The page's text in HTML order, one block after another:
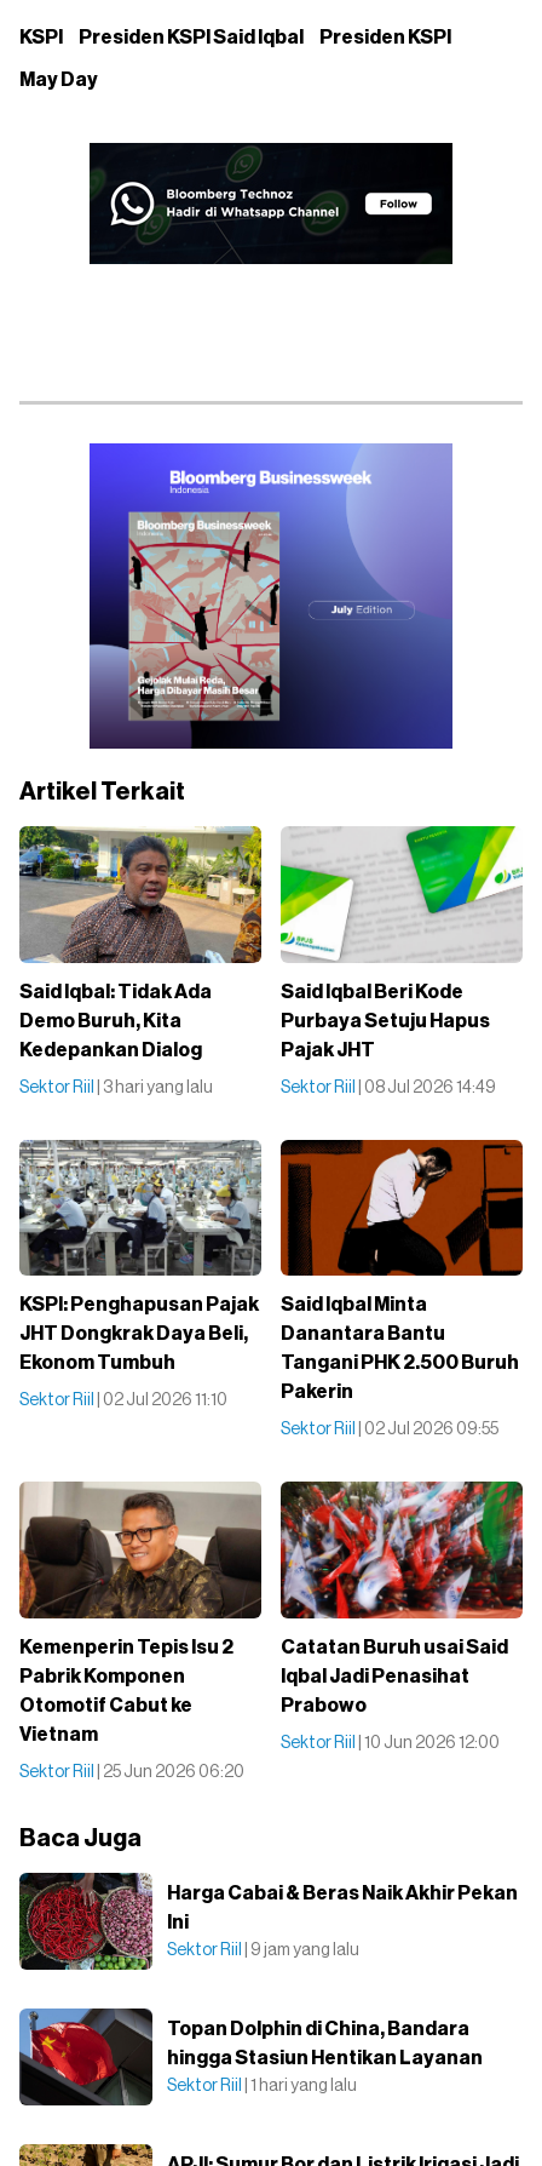
KSPI Presiden KSPI Said Iqbal Presiden KSPI
May Day
Artikel Terkait
Said Iqbal: Tidak Ada
Demo Buruh, Kita
Kedepankan Dialog
Sektor Riil | 3 hari yang lalu
Said Iqbal Beri Kode
Purbaya Setuju Hapus
Pajak JHT
Sektor Riil | 08 Jul 2026 14:49
KSPI: Penghapusan Pajak
JHT Dongkrak Daya Beli,
Ekonom Tumbuh
Sektor Riil | 02 Jul 2026 11:10
Said Iqbal Minta
Danantara Bantu
Tangani PHK 2.500 Buruh
Pakerin
Sektor Riil | 02 Jul 2026 09:55
Kemenperin Tepis Isu 2
Pabrik Komponen
Otomotif Cabut ke
Vietnam
Sektor Riil | 25 Jun 2026 06:20
Catatan Buruh usai Said
Iqbal Jadi Penasihat
Prabowo
Sektor Riil | 10 Jun 2026 12:00
Baca Juga
Harga Cabai & Beras Naik Akhir Pekan
Ini
Sektor Riil | 9 jam yang lalu
Topan Dolphin di China, Bandara
hingga Stasiun Hentikan Layanan
Sektor Riil | 1 hari yang lalu